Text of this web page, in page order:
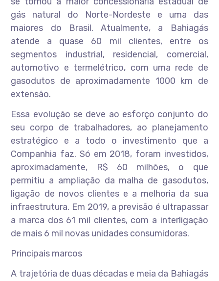
gás natural do Norte-Nordeste e uma das
maiores do Brasil. Atualmente, a Bahiagás
atende a quase 60 mil clientes, entre os
segmentos industrial, residencial, comercial,
automotivo e termelétrico, com uma rede de
gasodutos de aproximadamente 1000 km de
extensão.
Essa evolução se deve ao esforço conjunto do
seu corpo de trabalhadores, ao planejamento
estratégico e a todo o investimento que a
Companhia faz. Só em 2018, foram investidos,
aproximadamente, R$ 60 milhões, o que
permitiu a ampliação da malha de gasodutos,
ligação de novos clientes e a melhoria da sua
infraestrutura. Em 2019, a previsão é ultrapassar
a marca dos 61 mil clientes, com a interligação
de mais 6 mil novas unidades consumidoras.
Principais marcos
A trajetória de duas décadas e meia da Bahiagás